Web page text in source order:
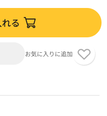
る
お気に入りに追加